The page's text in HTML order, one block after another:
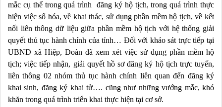
mắc cụ thể trong quá trình đăng ký hộ tịch, trong quá trình thực
hiện việc số hóa, về khai thác, sử dụng phần mềm hộ tịch, về kết
nối liên thông dữ liệu giữa phần mềm hộ tịch với hệ thống giải
quyết thủ tục hành chính của tỉnh… Đối với khảo sát trực tiếp tại
UBND xã Hiệp, Đoàn đã xem xét việc sử dụng phần mềm hộ
tịch; việc tiếp nhận, giải quyết hồ sơ đăng ký hộ tịch trực tuyến,
liên thông 02 nhóm thủ tục hành chính liên quan đến đăng ký
khai sinh, đăng ký khai tử…. cũng như những vướng mắc, khó
khăn trong quá trình triển khai thực hiện tại cơ sở.